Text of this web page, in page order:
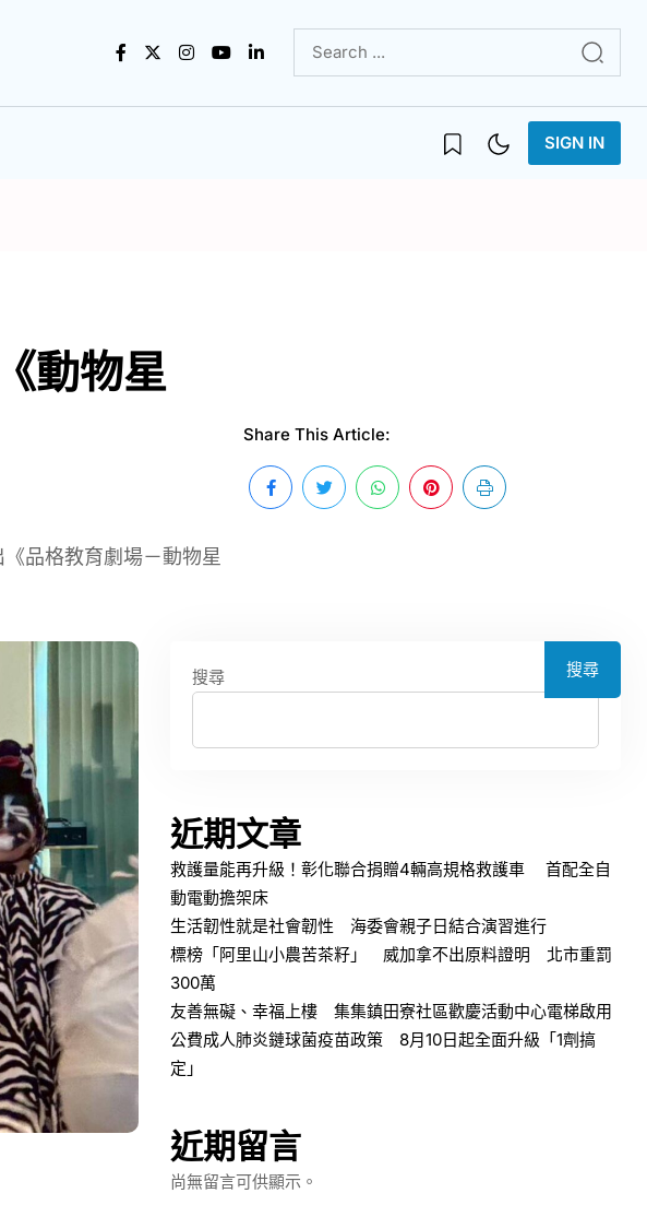
SIGN IN
動物星
品格教育劇場－動物星
Share This Article:
搜尋 搜尋
近期文章
救護量能再升級！彰化聯合捐贈4輛高規格救護車 首配全自
動電動擔架床
生活韌性就是社會韌性 海委會親子日結合演習進行
標榜「阿里山小農苦茶籽」 威加拿不出原料證明 北市重罰
300萬
友善無礙、幸福上樓 集集鎮田寮社區歡慶活動中心電梯啟用
公費成人肺炎鏈球菌疫苗政策 8月10日起全面升級「1劑搞
定」
近期留言
尚無留言可供顯示。